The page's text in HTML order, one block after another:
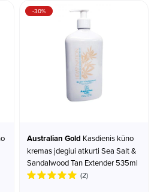
Australian Gold
kremas įdegiui atkurti Sea Salt &
Sandalwood Tan Extender 535ml
(2)
-30%